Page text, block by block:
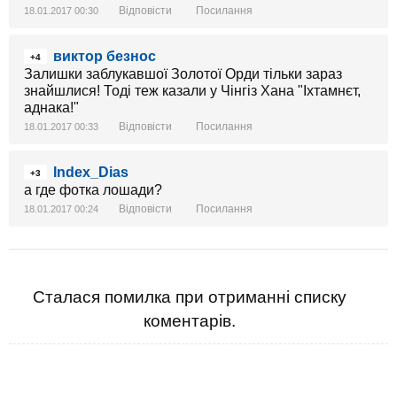
18.01.2017 00:30 Відповісти Посилання
+4
виктор безнос
Залишки заблукавшої Золотої Орди тільки зараз
знайшлися! Тоді теж казали у Чінгіз Хана "Іхтамнєт,
аднака!"
18.01.2017 00:33 Відповісти Посилання
+3
Index_Dias
а где фотка лошади?
18.01.2017 00:24 Відповісти Посилання
Сталася помилка при отриманні списку
коментарів.